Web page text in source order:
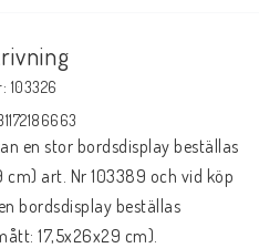
103326
en stor bordsdisplay beställas
art. Nr 103389 och vid köp
bordsdisplay beställas
17,5x26x29 cm).